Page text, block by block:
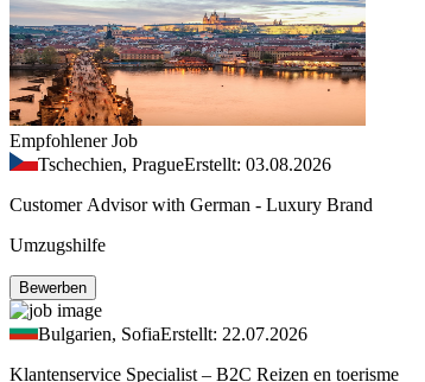
Empfohlener Job
Tschechien, PragueErstellt: 03.08.2026
Customer Advisor with German - Luxury Brand
Umzugshilfe
Bewerben
Bulgarien, SofiaErstellt: 22.07.2026
Klantenservice Specialist – B2C Reizen en toerisme